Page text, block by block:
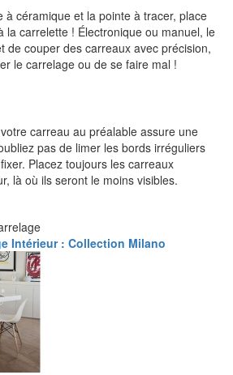
à céramique et la pointe à tracer, place
la carrelette ! Électronique ou manuel, le
de couper des carreaux avec précision,
le carrelage ou de se faire mal !
carreau au préalable assure une
pas de limer les bords irréguliers
Placez toujours les carreaux
là où ils seront le moins visibles.
Intérieur : Collection Milano